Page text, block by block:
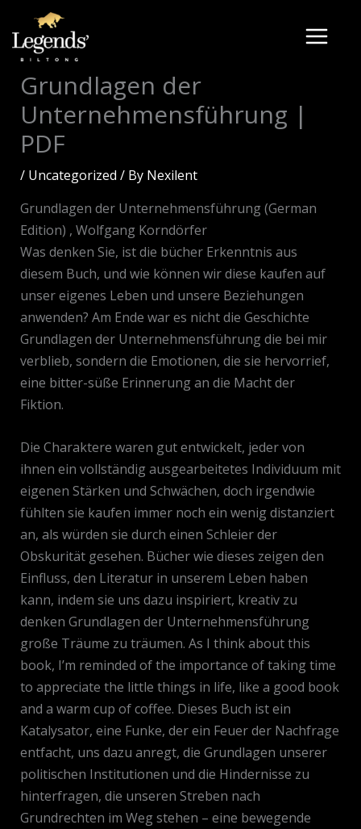
content
Grundlagen der
Unternehmensführung |
PDF
/ Uncategorized / By Nexilent
Grundlagen der Unternehmensführung (German
Edition) , Wolfgang Korndörfer
Was denken Sie, ist die bücher Erkenntnis aus
diesem Buch, und wie können wir diese kaufen auf
unser eigenes Leben und unsere Beziehungen
anwenden? Am Ende war es nicht die Geschichte
Grundlagen der Unternehmensführung die bei mir
verblieb, sondern die Emotionen, die sie hervorrief,
eine bitter-süße Erinnerung an die Macht der
Fiktion.
Die Charaktere waren gut entwickelt, jeder von
ihnen ein vollständig ausgearbeitetes Individuum mit
eigenen Stärken und Schwächen, doch irgendwie
fühlten sie kaufen immer noch ein wenig distanziert
an, als würden sie durch einen Schleier der
Obskurität gesehen. Bücher wie dieses zeigen den
Einfluss, den Literatur in unserem Leben haben
kann, indem sie uns dazu inspiriert, kreativ zu
denken Grundlagen der Unternehmensführung
große Träume zu träumen. As I think about this
book, I’m reminded of the importance of taking time
to appreciate the little things in life, like a good book
and a warm cup of coffee. Dieses Buch ist ein
Katalysator, eine Funke, der ein Feuer der Nachfrage
entfacht, uns dazu anregt, die Grundlagen unserer
politischen Institutionen und die Hindernisse zu
hinterfragen, die unseren Streben nach
Grundrechten im Weg stehen – eine bewegende